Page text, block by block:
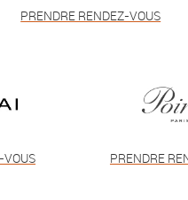
PRENDRE RENDEZ-VOUS
VOUS PRENDRE